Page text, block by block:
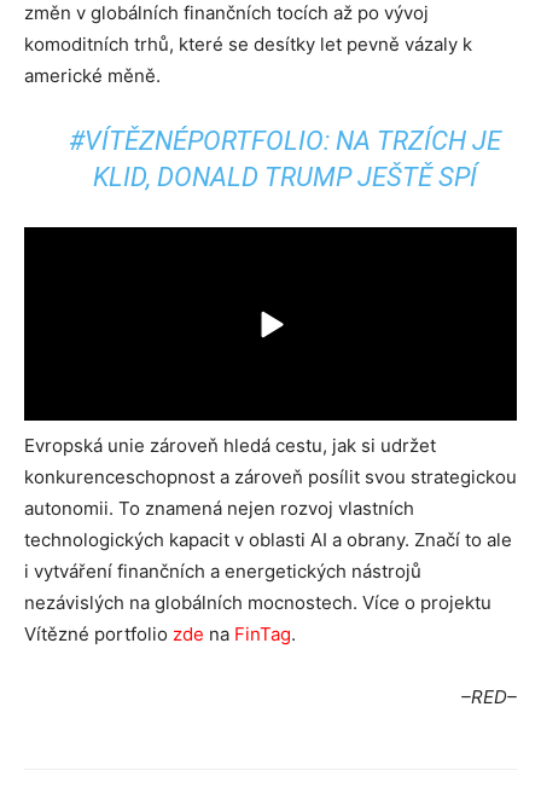
změn v globálních finančních tocích až po vývoj
komoditních trhů, které se desítky let pevně vázaly k
americké měně.
#VÍTĚZNÉPORTFOLIO: NA TRZÍCH JE
KLID, DONALD TRUMP JEŠTĚ SPÍ
Evropská unie zároveň hledá cestu, jak si udržet
konkurenceschopnost a zároveň posílit svou strategickou
autonomii. To znamená nejen rozvoj vlastních
technologických kapacit v oblasti AI a obrany. Značí to ale
i vytváření finančních a energetických nástrojů
nezávislých na globálních mocnostech. Více o projektu
Vítězné portfolio zde na FinTag.
–RED–